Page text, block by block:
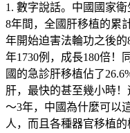
1. 數字說話。中國國家
8年間，全國肝移植的累
年開始迫害法輪功之後
年1730例，成長180倍！
國的急診肝移植佔了
肝，最快的甚至幾小時
～3年，中國為什麼可以
人，而且各種器官移植